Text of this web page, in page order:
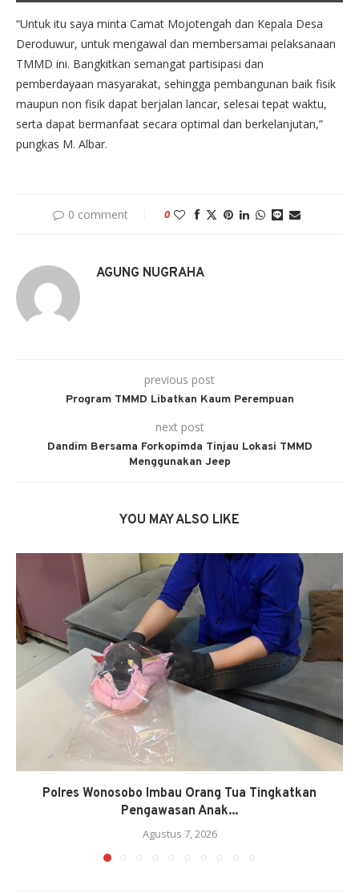
“Untuk itu saya minta Camat Mojotengah dan Kepala Desa
Deroduwur, untuk mengawal dan membersamai pelaksanaan
TMMD ini. Bangkitkan semangat partisipasi dan
pemberdayaan masyarakat, sehingga pembangunan baik fisik
maupun non fisik dapat berjalan lancar, selesai tepat waktu,
serta dapat bermanfaat secara optimal dan berkelanjutan,”
pungkas M. Albar.
0 comment 0
AGUNG NUGRAHA
previous post
Program TMMD Libatkan Kaum Perempuan
next post
Dandim Bersama Forkopimda Tinjau Lokasi TMMD
Menggunakan Jeep
YOU MAY ALSO LIKE
Polres Wonosobo Imbau Orang Tua Tingkatkan
Pengawasan Anak...
Agustus 7, 2026